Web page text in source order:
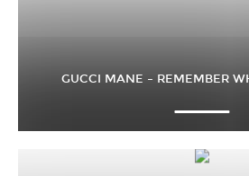
GUCCI MANE – REMEMBER